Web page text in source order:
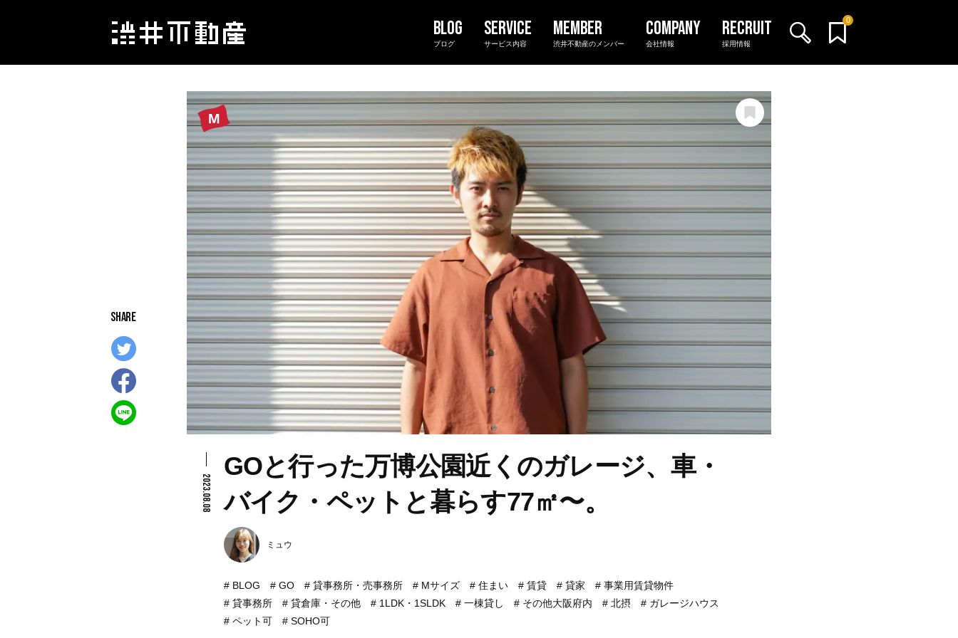
0
ブログ サービス内容 渋井不動産のメンバー 会社情報 採用情報
2023.08.08
GOと行った万博公園近くのガレージ、車・
バイク・ペットと暮らす77㎡〜。
ミュウ
BLOG GO 貸事務所・売事務所 Mサイズ 住まい 賃貸 貸家
事業用賃貸物件
貸事務所
貸倉庫・その他 1LDK・1SLDK 一棟貸し その他大阪府内 北摂
ガレージハウス
ペット可
SOHO可